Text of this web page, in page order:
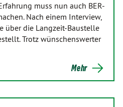
muss nun auch BER-
Nach einem Interview,
über die Langzeit-Baustelle
Trotz wünschenswerter
Mehr